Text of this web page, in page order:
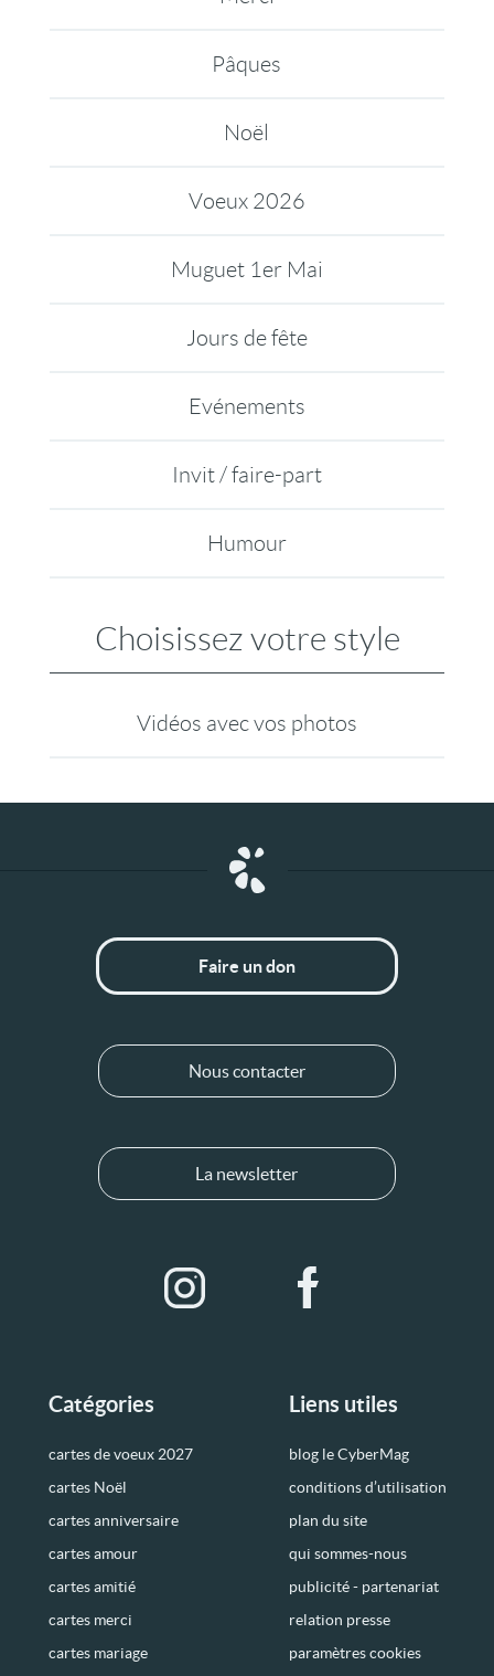
Pâques
Noël
Voeux 2026
Muguet 1er Mai
Jours de fête
Evénements
Invit / faire-part
Humour
Choisissez votre style
Vidéos avec vos photos
Catégories
cartes de voeux 2027
cartes Noël
cartes anniversaire
cartes amour
cartes amitié
cartes merci
cartes mariage
Liens utiles
blog le CyberMag
conditions d’utilisation
plan du site
qui sommes-nous
publicité - partenariat
relation presse
paramètres cookies
Faire un don
Nous contacter
La newsletter